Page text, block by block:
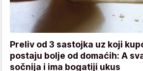
Preliv od 3 sastojka uz koji
postaju bolje od domaćih: A
sočnija i ima bogatiji ukus